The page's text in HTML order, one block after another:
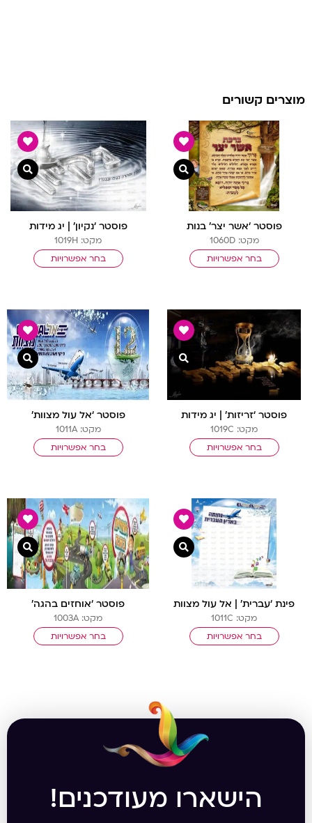
מוצרים קשורים
פוסטר ‘אשר יצר’ בנות
מקט: 1060D
בחר אפשרויות
צפייה מהירה
פוסטר ‘נקיון’ | יג מידות
מקט: 1019H
בחר אפשרויות
פוסטר ‘זריזות’ | יג מידות
מקט: 1019C
בחר אפשרויות
צפייה מהירה
פוסטר ‘אל עול מצוות’
מקט: 1011A
בחר אפשרויות
פינת ‘עברית’ | אל עול מצוות
מקט: 1011C
בחר אפשרויות
צפייה מהירה
פוסטר ‘אוחזים בהגה’
מקט: 1003A
בחר אפשרויות
הישארו מעודכנים!